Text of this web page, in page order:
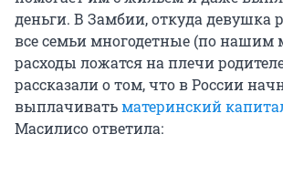
деньги. В Замбии, откуда девушка
все семьи многодетные (по нашим
расходы ложатся на плечи
рассказали о том, что в России
выплачиватьматеринский
Масилисо ответила: